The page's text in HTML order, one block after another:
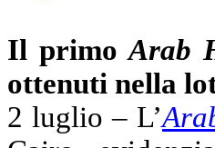
Il primoArab
ottenuti nella
2 luglio – L’